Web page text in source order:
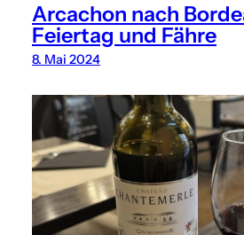
h
Arcachon nach
Feiertag und Fähre
8. Mai 2024